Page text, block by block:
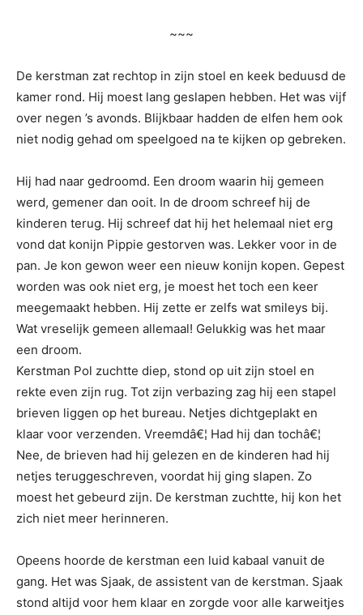
~~~
De kerstman zat rechtop in zijn stoel en keek beduusd de
kamer rond. Hij moest lang geslapen hebben. Het was vijf
over negen ’s avonds. Blijkbaar hadden de elfen hem ook
niet nodig gehad om speelgoed na te kijken op gebreken.
Hij had naar gedroomd. Een droom waarin hij gemeen
werd, gemener dan ooit. In de droom schreef hij de
kinderen terug. Hij schreef dat hij het helemaal niet erg
vond dat konijn Pippie gestorven was. Lekker voor in de
pan. Je kon gewon weer een nieuw konijn kopen. Gepest
worden was ook niet erg, je moest het toch een keer
meegemaakt hebben. Hij zette er zelfs wat smileys bij.
Wat vreselijk gemeen allemaal! Gelukkig was het maar
een droom.
Kerstman Pol zuchtte diep, stond op uit zijn stoel en
rekte even zijn rug. Tot zijn verbazing zag hij een stapel
brieven liggen op het bureau. Netjes dichtgeplakt en
klaar voor verzenden. Vreemdâ€¦ Had hij dan tochâ€¦
Nee, de brieven had hij gelezen en de kinderen had hij
netjes teruggeschreven, voordat hij ging slapen. Zo
moest het gebeurd zijn. De kerstman zuchtte, hij kon het
zich niet meer herinneren.
Opeens hoorde de kerstman een luid kabaal vanuit de
gang. Het was Sjaak, de assistent van de kerstman. Sjaak
stond altijd voor hem klaar en zorgde voor alle karweitjes